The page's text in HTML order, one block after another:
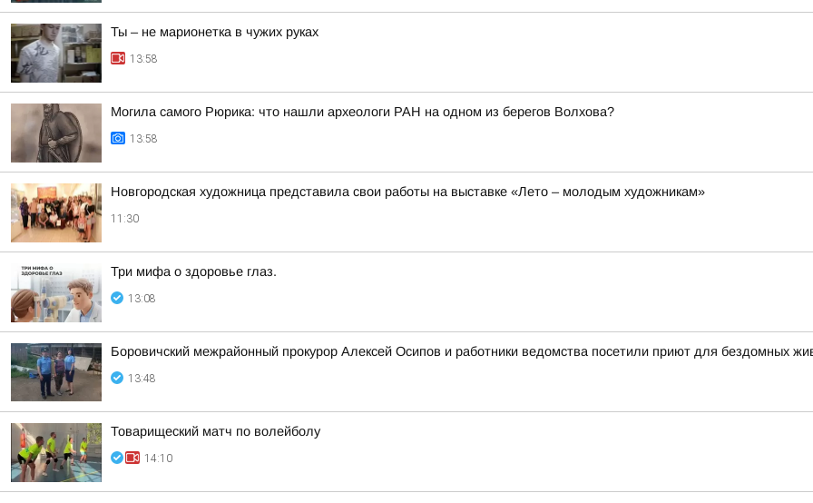
Ты – не марионетка в чужих руках
13:58
Могила самого Рюрика: что нашли археологи РАН на одном из берегов Волхова?
13:58
Новгородская художница представила свои работы на выставке «Лето – молодым художникам»
11:30
Три мифа о здоровье глаз.
13:08
Боровичский межрайонный прокурор Алексей Осипов и работники ведомства посетили приют для бездомных
13:48
Товарищеский матч по волейболу
14:10